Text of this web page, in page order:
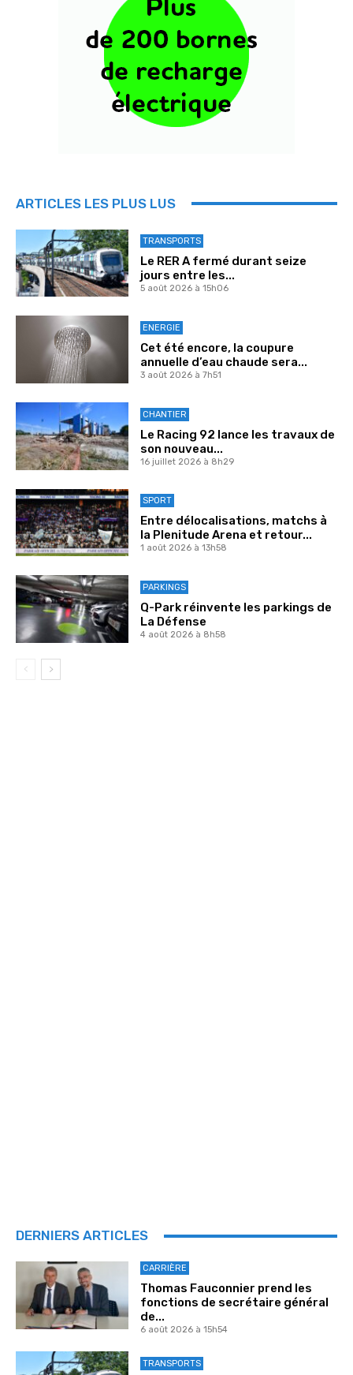
ARTICLES LES PLUS LUS
TRANSPORTS
Le RER A fermé durant seize
jours entre les...
5 août 2026 à 15h06
ENERGIE
Cet été encore, la coupure
annuelle d’eau chaude sera...
3 août 2026 à 7h51
CHANTIER
Le Racing 92 lance les travaux de
son nouveau...
16 juillet 2026 à 8h29
SPORT
Entre délocalisations, matchs à
la Plenitude Arena et retour...
1 août 2026 à 13h58
PARKINGS
Q-Park réinvente les parkings de
La Défense
4 août 2026 à 8h58
DERNIERS ARTICLES
CARRIÈRE
Thomas Fauconnier prend les
fonctions de secrétaire général
de...
6 août 2026 à 15h54
TRANSPORTS